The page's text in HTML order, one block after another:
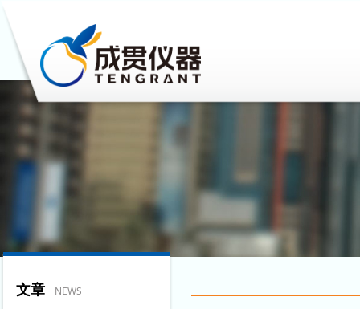
文章 NEWS